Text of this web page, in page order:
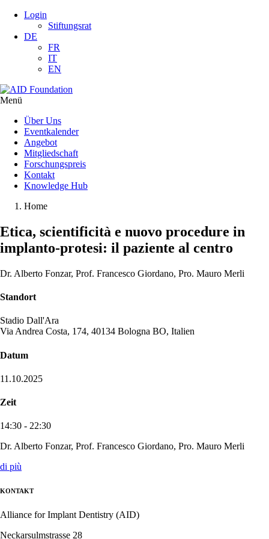
Login
Stiftungsrat
DE
FR
IT
EN
Menü
Über Uns
Eventkalender
Angebot
Mitgliedschaft
Forschungspreis
Kontakt
Knowledge Hub
Home
Etica, scientificità e nuovo procedure in
implanto-protesi: il paziente al centro
Dr. Alberto Fonzar, Prof. Francesco Giordano, Pro. Mauro Merli
Standort
Stadio Dall'Ara
Via Andrea Costa, 174, 40134 Bologna BO, Italien
Datum
11.10.2025
Zeit
14:30 - 22:30
Dr. Alberto Fonzar, Prof. Francesco Giordano, Pro. Mauro Merli
di più
KONTAKT
Alliance for Implant Dentistry (AID)
Neckarsulmstrasse 28